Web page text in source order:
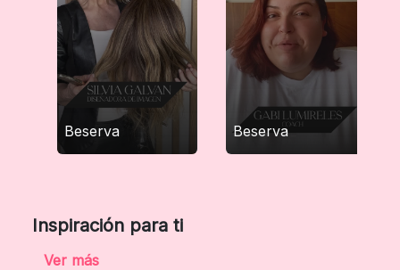
Beserva Beserva
Inspiración para ti
Ver más